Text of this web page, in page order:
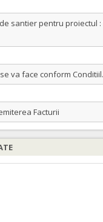
santier pentru proiectul :
va face conform Conditiil
Facturii